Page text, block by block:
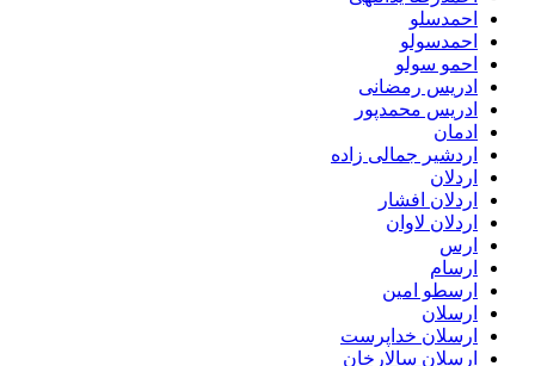
احمدسلو
احمدسولو
احمو سولو
ادریس رمضانی
ادریس محمدپور
ادمان
اردشیر جمالی زاده
اردلان
اردلان افشار
اردلان لاوان
ارس
ارسام
ارسطو امین
ارسلان
ارسلان خداپرست
ارسلان سالارخان